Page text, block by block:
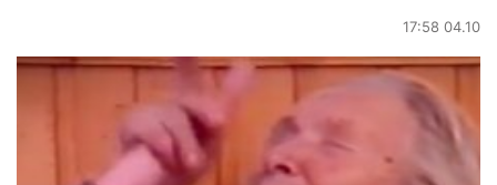
17:58 04.10